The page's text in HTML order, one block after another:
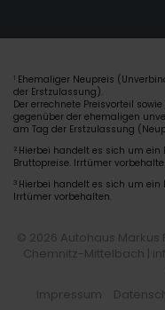
1 Ehemaliger Neupreis
der Erstzulassung).
Der errechnete Preisvorteil
gegenüber der ehemaligen
am Tag der Erstzulassung
2 Hierbei handelt es sich um ein
Bruttopreise. Irrtümer
3 Hierbei handelt es sich um ein
Irrtümer vorbehalten.
© 2026 Autohaus Markus
Chemnitz-Mittelbach |
Impressum